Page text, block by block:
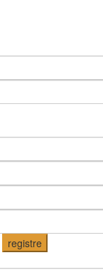
registre